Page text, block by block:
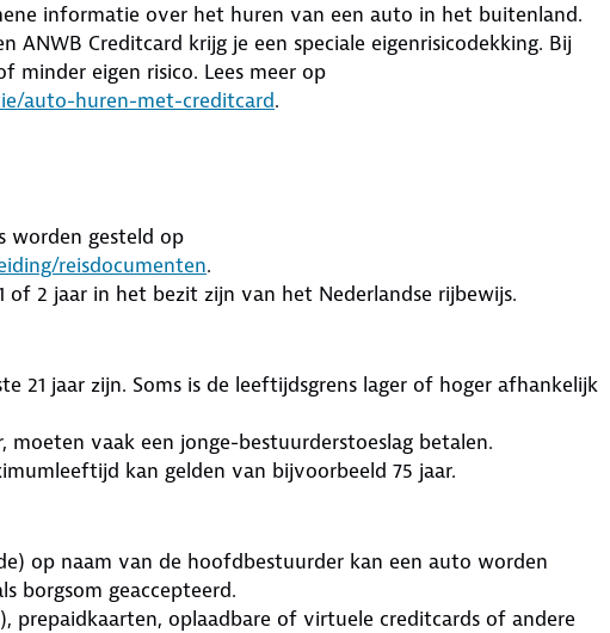
informatie over het huren van een auto in het buitenland.
ANWB Creditcard krijg je een speciale eigenrisicodekking. Bij
minder eigen risico. Lees meer op
auto-huren-met-creditcard.
worden gesteld op
reisdocumenten.
2 jaar in het bezit zijn van het Nederlandse rijbewijs.
21 jaar zijn. Soms is de leeftijdsgrens lager of hoger afhankelijk
moeten vaak een jonge-bestuurderstoeslag betalen.
kan gelden van bijvoorbeeld 75 jaar.
op naam van de hoofdbestuurder kan een auto worden
borgsom geaccepteerd.
prepaidkaarten, oplaadbare of virtuele creditcards of andere